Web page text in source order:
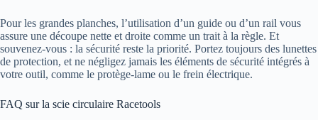
Pour les grandes planches, l’utilisation d’un guide ou d’un rail vous
assure une découpe nette et droite comme un trait à la règle. Et
souvenez-vous : la sécurité reste la priorité. Portez toujours des lunettes
de protection, et ne négligez jamais les éléments de sécurité intégrés à
votre outil, comme le protège-lame ou le frein électrique.
FAQ sur la scie circulaire Racetools